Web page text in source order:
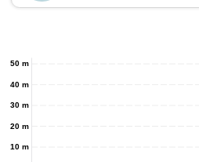
10 m
20 m
30 m
40 m
50 m